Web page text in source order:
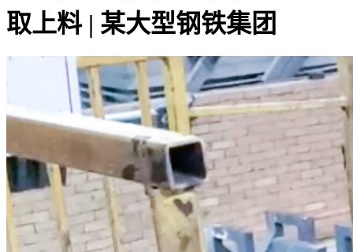
取上料 | 某大型钢铁集团